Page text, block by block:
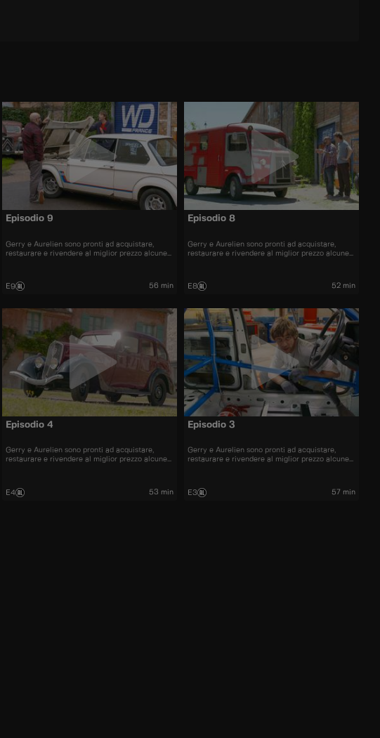
Episodio 9
Gerry e Aurelien sono pronti ad acquistare,
restaurare e rivendere al miglior prezzo alcune
E9 56 min
Episodio 8
Gerry e Aurelien sono pronti ad acquistare,
restaurare e rivendere al miglior prezzo alcune
E8 52 min
Episodio 4
Gerry e Aurelien sono pronti ad acquistare,
restaurare e rivendere al miglior prezzo alcune
E4 53 min
Episodio 3
Gerry e Aurelien sono pronti ad acquistare,
restaurare e rivendere al miglior prezzo alcune
E3 57 min